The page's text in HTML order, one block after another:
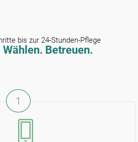
bis zur 24-Stunden-Pflege
Wählen. Betreuen.
1